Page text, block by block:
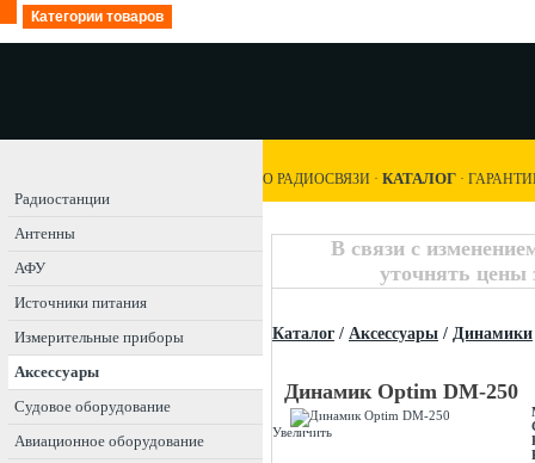
Категории товаров
Радиостанции
Антенны
АФУ
Источники питания
Измерительные приборы
Аксессуары
Судовое оборудование
Авиационное оборудование
О РАДИОСВЯЗИ · КАТАЛОГ ·
В связи с
уточнять цены
Каталог / Аксессуары / Динамики
Динамик Optim DM-250
Увеличить